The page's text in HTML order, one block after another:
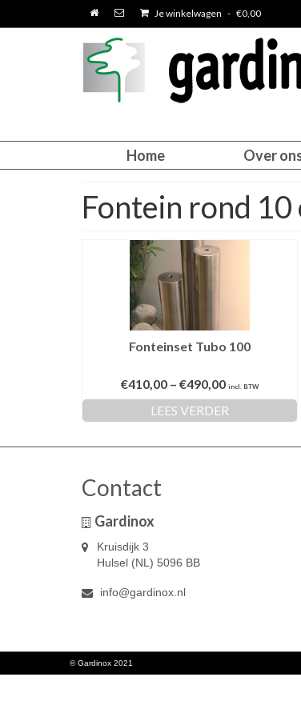
Je winkelwagen - €0,00
Home Over
Fontein rond 10
Fonteinset Tubo 100
€410,00– €490,00 incl. BTW
LEES VERDER
Contact
Gardinox
Kruisdijk 3
Hulsel (NL) 5096 BB
info@gardinox.nl
© Gardinox 2021